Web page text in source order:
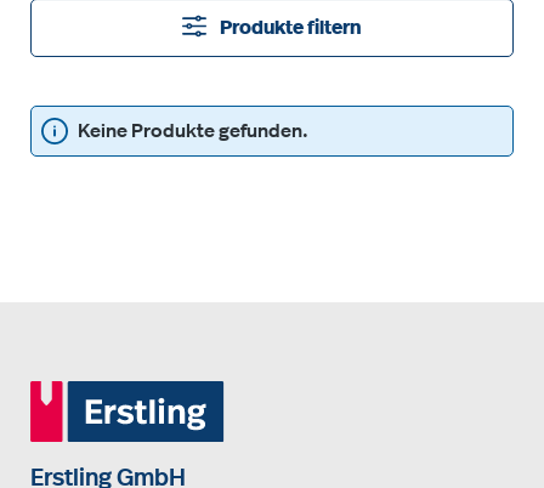
Produkte filtern
Keine Produkte gefunden.
Erstling GmbH